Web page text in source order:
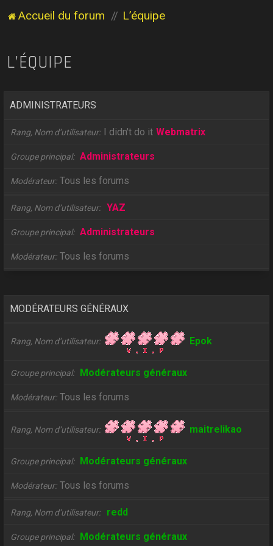
Accueil du forum L’équipe
L’ÉQUIPE
ADMINISTRATEURS
Rang, Nom d’utilisateur I didn't do it Webmatrix
Groupe principal Administrateurs
Modérateur Tous les forums
Rang, Nom d’utilisateur YAZ
Groupe principal Administrateurs
Modérateur Tous les forums
MODÉRATEURS GÉNÉRAUX
Rang, Nom d’utilisateur Epok
Groupe principal Modérateurs généraux
Modérateur Tous les forums
Rang, Nom d’utilisateur maitrelikao
Groupe principal Modérateurs généraux
Modérateur Tous les forums
Rang, Nom d’utilisateur redd
Groupe principal Modérateurs généraux